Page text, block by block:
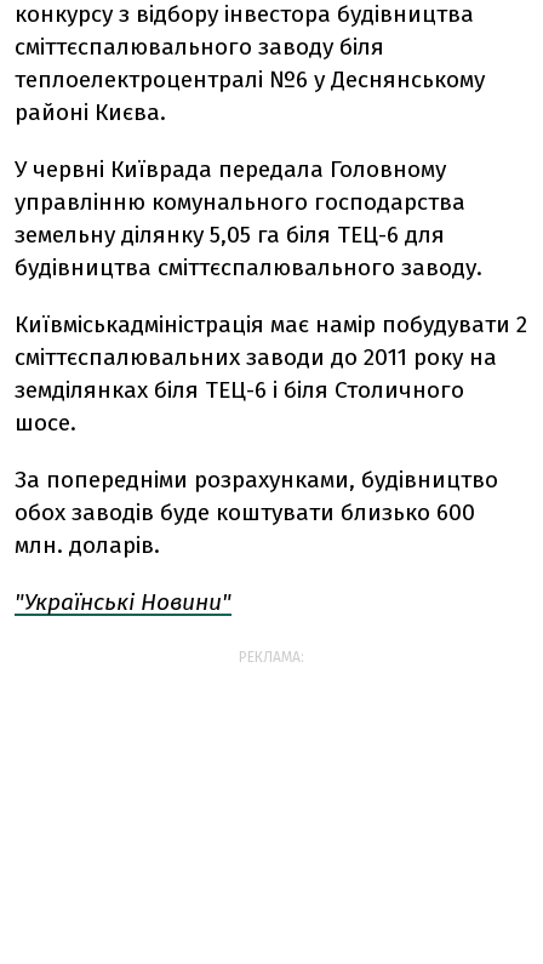
конкурсу з відбору інвестора будівництва
сміттєспалювального заводу біля
теплоелектроцентралі №6 у Деснянському
районі Києва.
У червні Київрада передала Головному
управлінню комунального господарства
земельну ділянку 5,05 га біля ТЕЦ-6 для
будівництва сміттєспалювального заводу.
Київміськадміністрація має намір побудувати 2
сміттєспалювальних заводи до 2011 року на
земділянках біля ТЕЦ-6 і біля Столичного
шосе.
За попередніми розрахунками, будівництво
обох заводів буде коштувати близько 600
млн. доларів.
"Українські Новини"
РЕКЛАМА: